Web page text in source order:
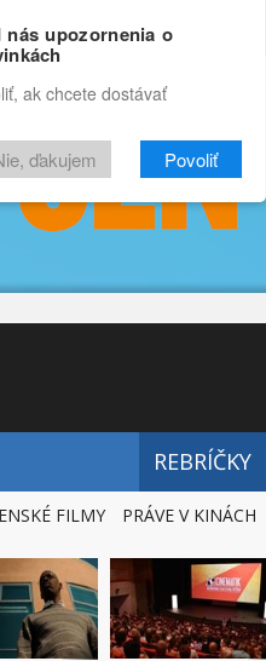
REBRÍČKY
FILMY PRÁVE V KINÁCH
nás upozornenia o
ak chcete dostávať
ďakujem Povoliť